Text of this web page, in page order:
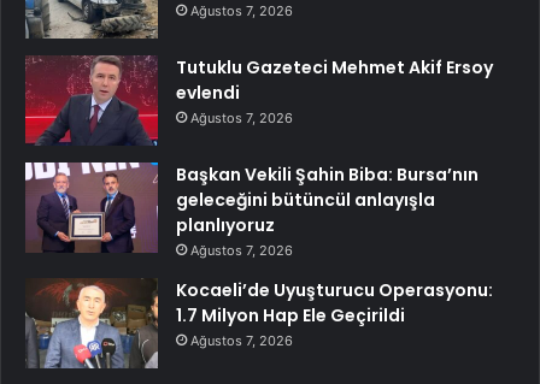
Ağustos 7, 2026
Tutuklu Gazeteci Mehmet Akif Ersoy
evlendi
Ağustos 7, 2026
Başkan Vekili Şahin Biba: Bursa’nın
geleceğini bütüncül anlayışla
planlıyoruz
Ağustos 7, 2026
Kocaeli’de Uyuşturucu Operasyonu:
1.7 Milyon Hap Ele Geçirildi
Ağustos 7, 2026